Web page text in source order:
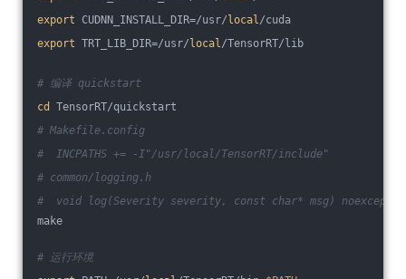
export CUDNN_INSTALL_DIR=/usr/ local/cuda
export TRT_LIB_DIR=/usr/ local/TensorRT/lib
# 编译 quickstart
cd
TensorRT/quickstart
# Makefile.config
#  INCPATHS += -I"/usr/local/TensorRT/include"
# common/logging.h
#  void log(Severity severity, const char* msg) noexcept
make
# 运行环境